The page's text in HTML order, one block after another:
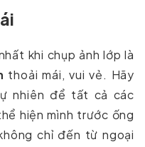
khi chụp ảnh lớp là
thoải mái, vui vẻ. Hãy
nhiên để tất cả các
hiện mình trước ống
chỉ đến từ ngoại